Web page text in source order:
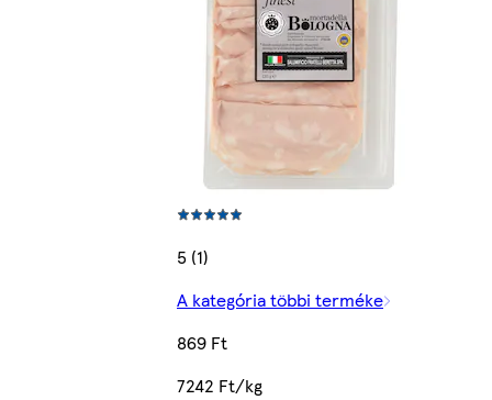
5 (1)
A kategória többi terméke
869 Ft
7242 Ft/kg